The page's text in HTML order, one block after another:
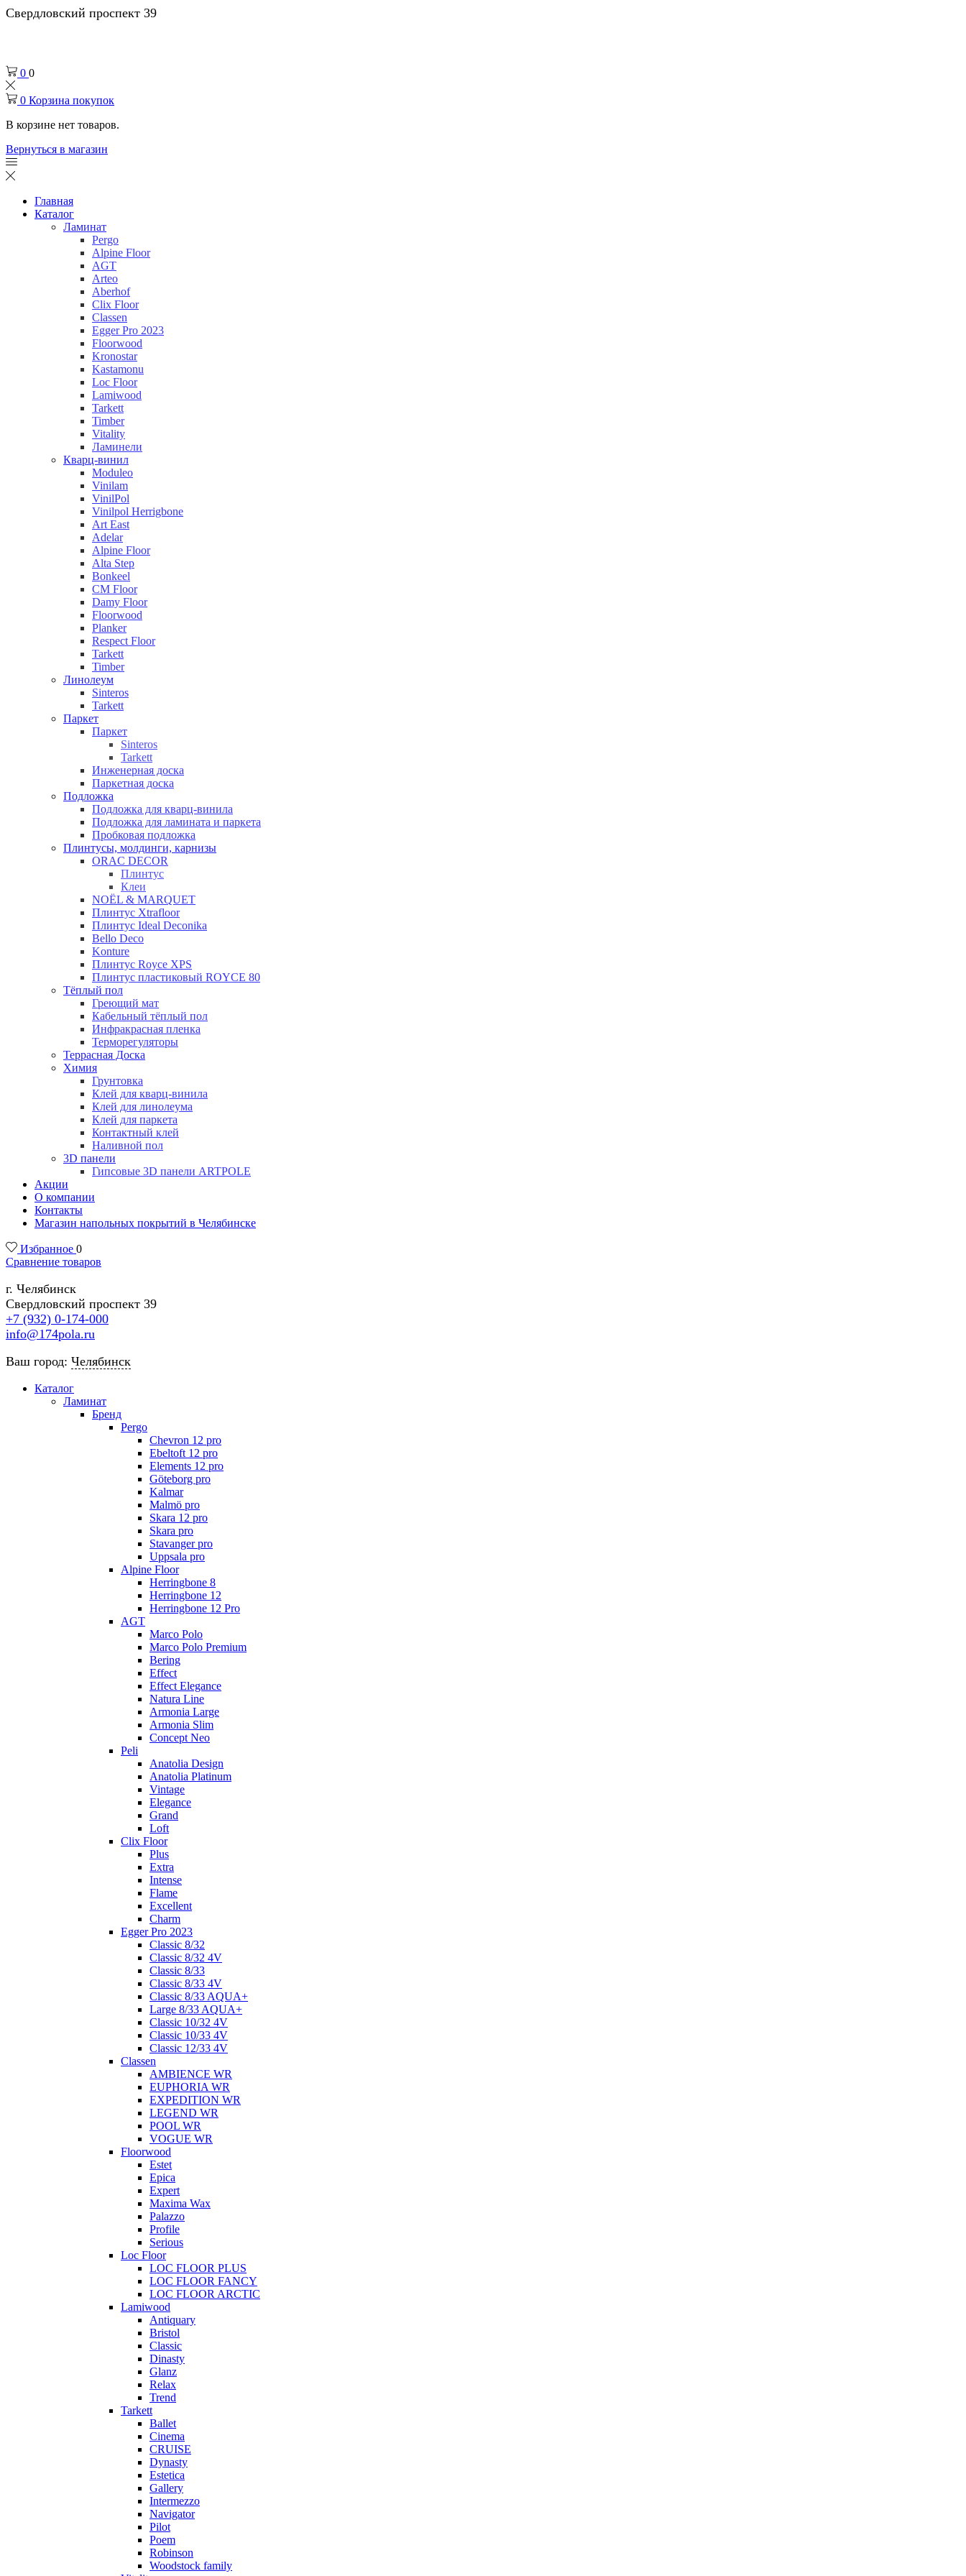
Свердловский проспект 39
0 0
0 Корзина покупок
В корзине нет товаров.
Вернуться в магазин
Главная
Каталог
Ламинат
Pergo
Alpine Floor
AGT
Arteo
Aberhof
Clix Floor
Classen
Egger Pro 2023
Floorwood
Kronostar
Kastamonu
Loc Floor
Lamiwood
Tarkett
Timber
Vitality
Ламинели
Кварц-винил
Moduleo
Vinilam
VinilPol
Vinilpol Herrigbone
Art East
Adelar
Alpine Floor
Alta Step
Bonkeel
CM Floor
Damy Floor
Floorwood
Planker
Respect Floor
Tarkett
Timber
Линолеум
Sinteros
Tarkett
Паркет
Паркет
Sinteros
Tarkett
Инженерная доска
Паркетная доска
Подложка
Подложка для кварц-винила
Подложка для ламината и паркета
Пробковая подложка
Плинтусы, молдинги, карнизы
ORAC DECOR
Плинтус
Клеи
NOЁL & MARQUET
Плинтус Xtrafloor
Плинтус Ideal Deconika
Bello Deco
Konture
Плинтус Royce XPS
Плинтус пластиковый ROYCE 80
Тёплый пол
Греющий мат
Кабельный тёплый пол
Инфракрасная пленка
Терморегуляторы
Террасная Доска
Химия
Грунтовка
Клей для кварц-винила
Клей для линолеума
Клей для паркета
Контактный клей
Наливной пол
3D панели
Гипсовые 3D панели ARTPOLE
Акции
О компании
Контакты
Магазин напольных покрытий в Челябинске
Избранное 0
Сравнение товаров
г. Челябинск
Свердловский проспект 39
+7 (932) 0-174-000
info@174pola.ru
Ваш город: Челябинск
Каталог
Ламинат
Бренд
Pergo
Chevron 12 pro
Ebeltoft 12 pro
Elements 12 pro
Göteborg pro
Kalmar
Malmö pro
Skara 12 pro
Skara pro
Stavanger pro
Uppsala pro
Alpine Floor
Herringbone 8
Herringbone 12
Herringbone 12 Pro
AGT
Marco Polo
Marco Polo Premium
Bering
Effect
Effect Elegance
Natura Line
Armonia Large
Armonia Slim
Concept Neo
Peli
Anatolia Design
Anatolia Platinum
Vintage
Elegance
Grand
Loft
Clix Floor
Plus
Extra
Intense
Flame
Excellent
Charm
Egger Pro 2023
Classic 8/32
Classic 8/32 4V
Classic 8/33
Classic 8/33 4V
Classic 8/33 AQUA+
Large 8/33 AQUA+
Classic 10/32 4V
Classic 10/33 4V
Classic 12/33 4V
Classen
AMBIENCE WR
EUPHORIA WR
EXPEDITION WR
LEGEND WR
POOL WR
VOGUE WR
Floorwood
Estet
Epica
Expert
Maxima Wax
Palazzo
Profile
Serious
Loc Floor
LOC FLOOR PLUS
LOC FLOOR FANCY
LOC FLOOR ARCTIC
Lamiwood
Antiquary
Bristol
Classic
Dinasty
Glanz
Relax
Trend
Tarkett
Ballet
Cinema
CRUISE
Dynasty
Estetica
Gallery
Intermezzo
Navigator
Pilot
Poem
Robinson
Woodstock family